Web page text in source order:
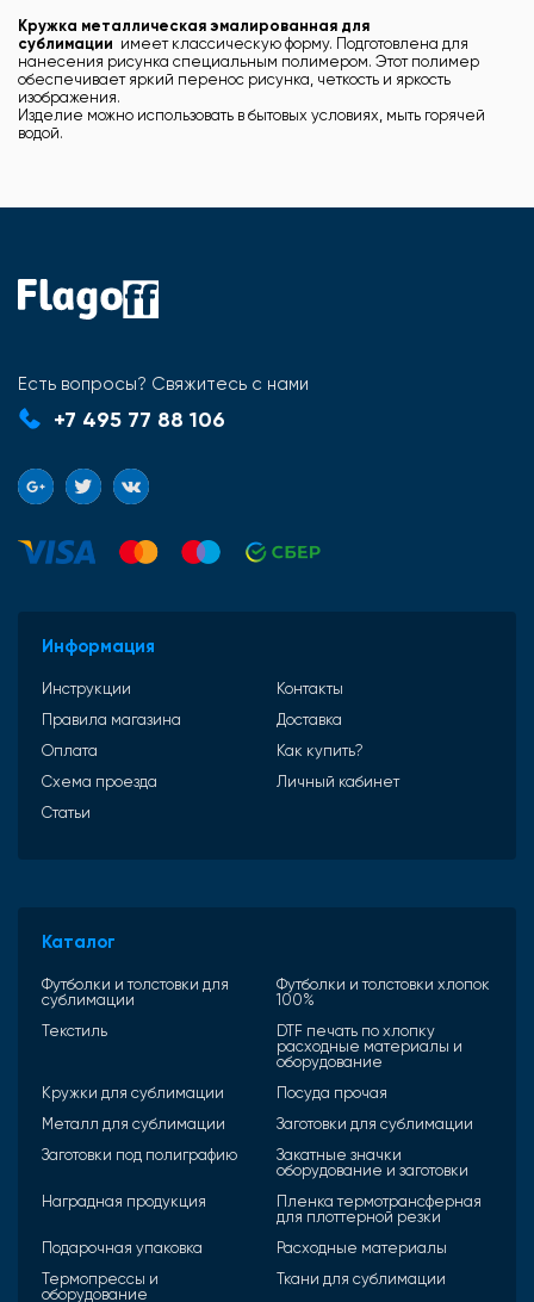
Кружка металлическая эмалированная для
сублимации имеет классическую форму. Подготовлена для
нанесения рисунка специальным полимером. Этот полимер
обеспечивает яркий перенос рисунка, четкость и яркость
изображения.
Изделие можно использовать в бытовых условиях, мыть горячей
водой.
Есть вопросы? Свяжитесь с нами
+7 495 77 88 106
Информация
Инструкции
Контакты
Правила магазина
Доставка
Оплата
Как купить?
Схема проезда
Личный кабинет
Статьи
Каталог
Футболки и толстовки для
сублимации
Футболки и толстовки хлопок
100%
Текстиль
DTF печать по хлопку
расходные материалы и
оборудование
Кружки для сублимации
Посуда прочая
Металл для сублимации
Заготовки для сублимации
Заготовки под полиграфию
Закатные значки
оборудование и заготовки
Наградная продукция
Пленка термотрансферная
для плоттерной резки
Подарочная упаковка
Расходные материалы
Термопрессы и
оборудование
Ткани для сублимации